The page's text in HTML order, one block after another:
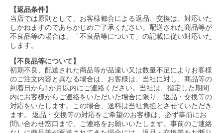
【返品条件】
当店では原則として、お客様都合による返品、交換は、対応いた
しかねますのであらかじめご了承ください。配送された商品等が
不良品等の場合は、「不良品等について」の記載に従い対応いた
します。
【不良品等について】
初期不良、配送された商品等が品違い又は数量不足によりお客様
のご注文内容と異なる場合は、お客様は、当社に対し、商品等の
到着日から1か月以内にご連絡ください。当社は、指定した期間
内にお客様からご連絡をいただいた場合に限り、返品・交換等の
対応をいたします。この場合、送料は当社負担とさせていただき
ます。 返品・交換等の対応をご希望のお客様は、必ず事前にお
問い合わせ窓口まで、ご連絡をお願いいたします。事前のご連絡